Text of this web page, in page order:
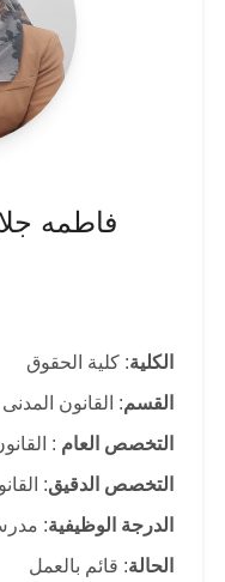
فاطمه
الكلية: كلية الحقوق
القسم: القانون المدنى
التخصص العام :
التخصص الدقيق:
الدرجة الوظيفية:
الحالة: قائم بالعمل